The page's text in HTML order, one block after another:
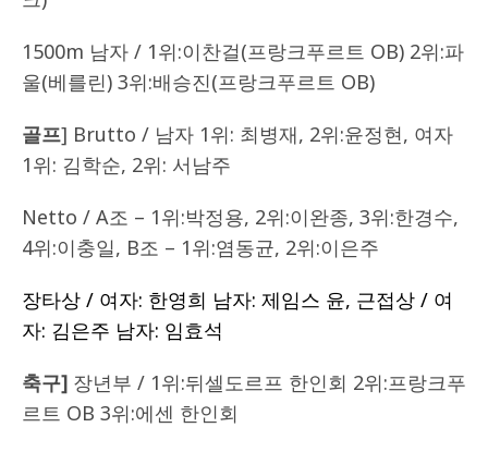
1500m 남자 / 1위:이찬걸(프랑크푸르트 OB) 2위:파
울(베를린) 3위:배승진(프랑크푸르트 OB)
골프] Brutto / 남자 1위: 최병재, 2위:윤정현, 여자
1위: 김학순, 2위: 서남주
Netto / A조 – 1위:박정용, 2위:이완종, 3위:한경수,
4위:이충일, B조 – 1위:염동균, 2위:이은주
장타상 / 여자: 한영희 남자: 제임스 윤, 근접상 / 여
자: 김은주 남자: 임효석
축구] 장년부 / 1위:뒤셀도르프 한인회 2위:프랑크푸
르트 OB 3위:에센 한인회